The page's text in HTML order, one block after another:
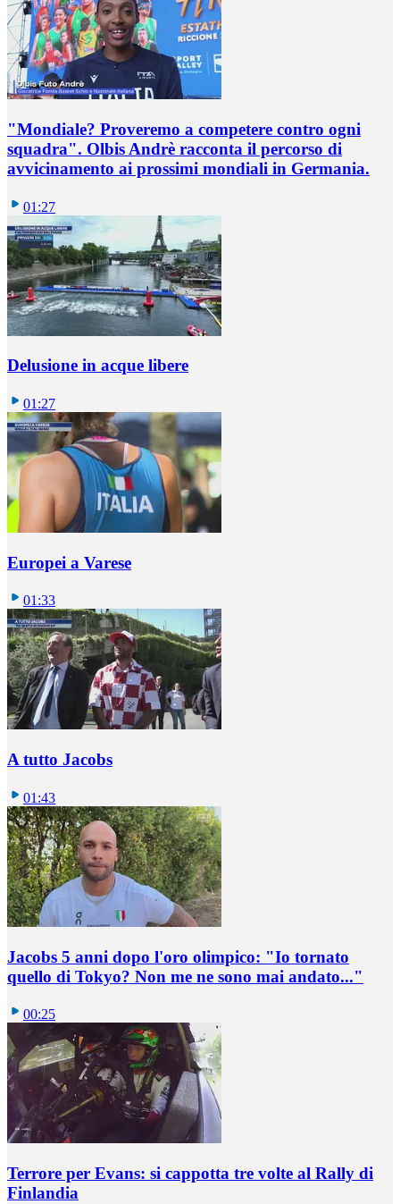
"Mondiale? Proveremo a competere contro ogni
squadra". Olbis Andrè racconta il percorso di
avvicinamento ai prossimi mondiali in Germania.
01:27
Delusione in acque libere
01:27
Europei a Varese
01:33
A tutto Jacobs
01:43
Jacobs 5 anni dopo l'oro olimpico: "Io tornato
quello di Tokyo? Non me ne sono mai andato..."
00:25
Terrore per Evans: si cappotta tre volte al Rally di
Finlandia